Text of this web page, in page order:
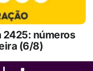
2425: números
(6/8)